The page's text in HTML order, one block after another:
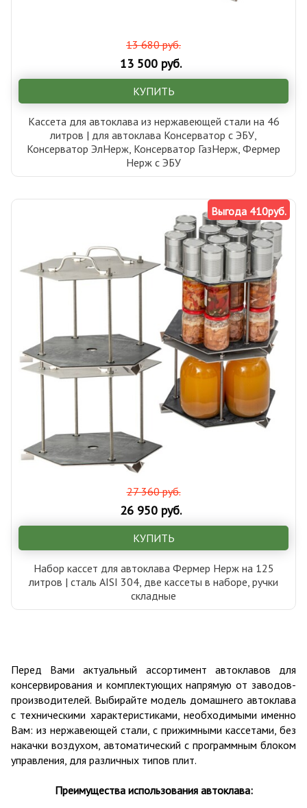
13 500 руб.
13 680 руб.
КУПИТЬ
Кассета для автоклава из нержавеющей стали на 46
литров | для автоклава Консерватор с ЭБУ,
Консерватор ЭлНерж, Консерватор ГазНерж, Фермер
Нерж с ЭБУ
Выгода 410руб.
26 950 руб.
27 360 руб.
КУПИТЬ
Набор кассет для автоклава Фермер Нерж на 125
литров | сталь AISI 304, две кассеты в наборе, ручки
складные
Перед Вами актуальный ассортимент автоклавов для
консервирования и комплектующих напрямую от заводов-
производителей. Выбирайте модель домашнего автоклава
с техническими характеристиками, необходимыми именно
Вам: из нержавеющей стали, с прижимными кассетами, без
накачки воздухом, автоматический с программным блоком
управления, для различных типов плит.
Преимущества использования автоклава: